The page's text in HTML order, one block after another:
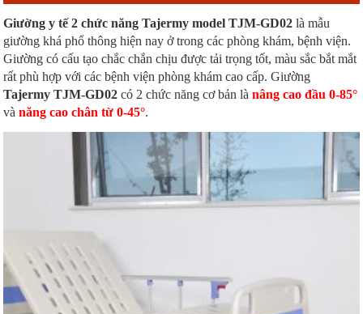
Giường y tế 2 chức năng Tajermy model TJM-GD02 là mẫu
giường khá phổ thông hiện nay ở trong các phòng khám, bệnh viện.
Giường có cấu tạo chắc chắn chịu được tải trọng tốt, màu sắc bắt mắt
rất phù hợp với các bệnh viện phòng khám cao cấp. Giường
Tajermy TJM-GD02 có 2 chức năng cơ bản lànâng cao đầu 0-85°
vànăng cao chân từ 0-45°.